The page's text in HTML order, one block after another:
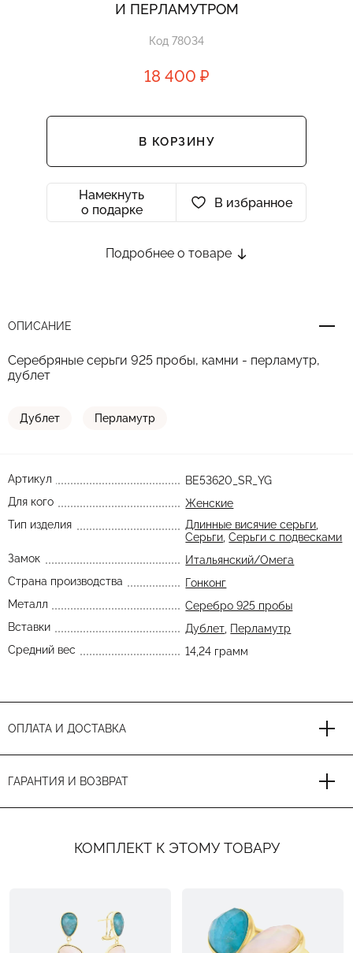
И ПЕРЛАМУТРОМ
Код 78034
18 400 ₽
В КОРЗИНУ
Намекнуть
о подарке
В избранное
Подробнее о товаре
ОПИСАНИЕ
Серебряные серьги 925 пробы, камни - перламутр,
дублет
Дублет Перламутр
Артикул
BE53620_SR_YG
Для кого
Женские
Тип изделия
Длинные висячие серьги
Серьги ,Серьги с подвесками
Замок
Итальянский/Омега
Страна производства
Гонконг
Металл
Серебро 925 пробы
Вставки
Дублет Перламутр
Средний вес
14,24 грамм
ОПЛАТА И ДОСТАВКА
ГАРАНТИЯ И ВОЗВРАТ
КОМПЛЕКТ К ЭТОМУ ТОВАРУ